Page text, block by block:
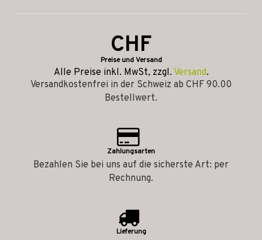
CHF
Preise und Versand
Alle Preise inkl. MwSt, zzgl. Versand.
Versandkostenfrei in der Schweiz ab CHF 90.00
Bestellwert.
Zahlungsarten
Bezahlen Sie bei uns auf die sicherste Art: per
Rechnung.
Lieferung